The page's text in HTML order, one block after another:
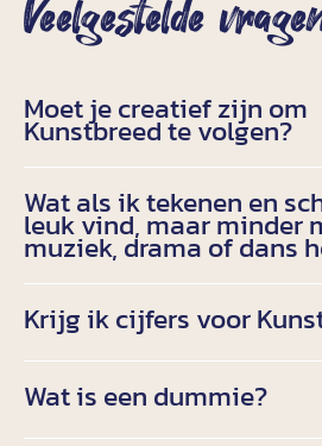
Veelgestelde
Moet je creatief zijn om
Kunstbreed te volgen?
Wat als ik tekenen en
leuk vind, maar minder
muziek, drama of dans
Krijg ik cijfers voor
Wat is een dummie?